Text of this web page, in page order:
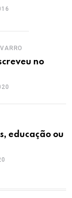
no
educação ou